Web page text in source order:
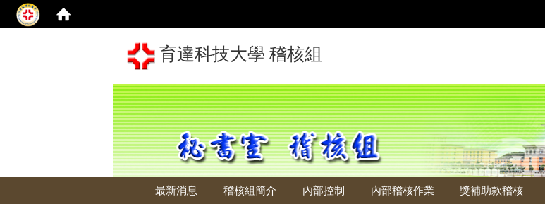
育達科技大學 稽核組
最新消息 稽核組簡介 內部控制 內部稽核作業 獎補助款稽核